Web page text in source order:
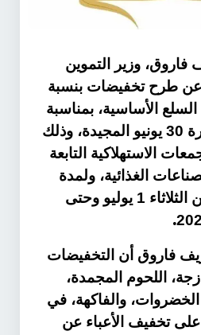
فاروق، وزير التموين
عن طرح تخفيضات بنسبة
الأساسية، بمناسبة
الاحتفال بذكرى ثورة 30 يونيو المجيدة، وذلك
الاستهلاكية التابعة
الغذائية، ولمدة
ثلاثة أيام، اعتبارًا من الثلاثاء 1 يوليو وحتى
.
فاروق أن التخفيضات
اللحوم المجمدة،
الخضروات، والفاكهة، في
تخفيف الأعباء عن